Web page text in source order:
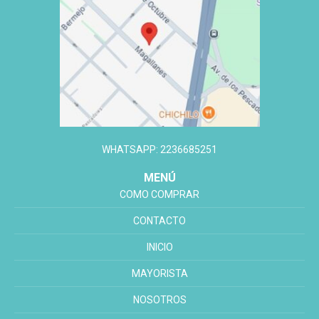
WHATSAPP: 2236685251
MENÚ
COMO COMPRAR
CONTACTO
INICIO
MAYORISTA
NOSOTROS